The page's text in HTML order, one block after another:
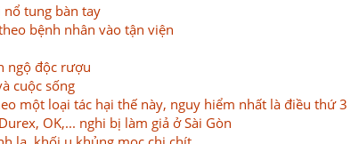
nổ tung bàn tay
bệnh nhân vào tận viện
ngộ độc rượu
cuộc sống
một loại tác hại thế này, nguy hiểm nhất là điều thứ 3
OK,... nghi bị làm giả ở Sài Gòn